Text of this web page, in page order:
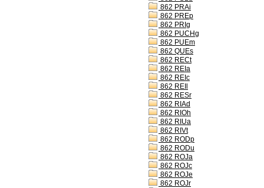
862 PRAi
862 PREp
862 PRIg
862 PUCHg
862 PUEm
862 QUEs
862 RECt
862 REIa
862 REIc
862 REIl
862 RESr
862 RIAd
862 RIOh
862 RIUa
862 RIVt
862 RODp
862 RODu
862 ROJa
862 ROJc
862 ROJe
862 ROJr